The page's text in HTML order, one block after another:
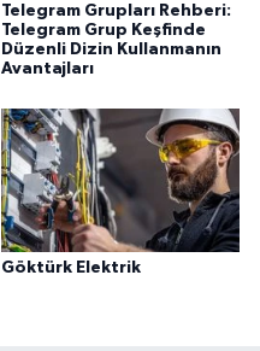
Telegram Grupları Rehberi:
Telegram Grup Keşfinde
Düzenli Dizin Kullanmanın
Avantajları
Göktürk Elektrik